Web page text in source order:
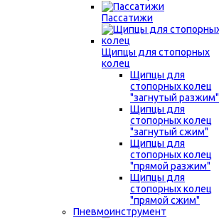
Пассатижи
Щипцы для стопорных
колец
Щипцы для
стопорных колец
"загнутый разжим"
Щипцы для
стопорных колец
"загнутый сжим"
Щипцы для
стопорных колец
"прямой разжим"
Щипцы для
стопорных колец
"прямой сжим"
Пневмоинструмент